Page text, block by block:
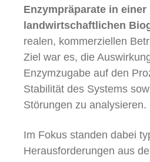
Enzympräparate in einer
landwirtschaftlichen
realen, kommerziellen
Ziel war es, die
Enzymzugabe auf den
Stabilität des Systems
Störungen zu analysieren.
Im Fokus standen dabei
Herausforderungen aus